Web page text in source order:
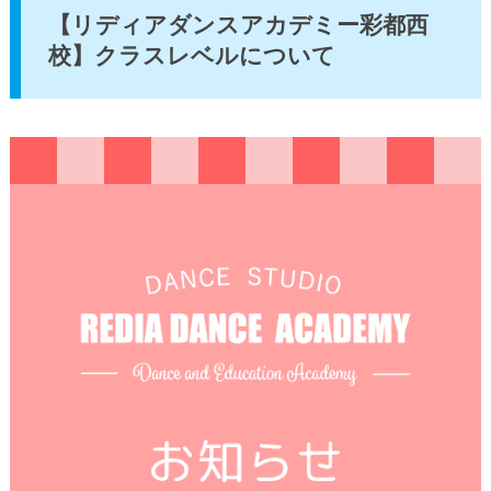
【リディアダンスアカデミー彩都西
校】クラスレベルについて